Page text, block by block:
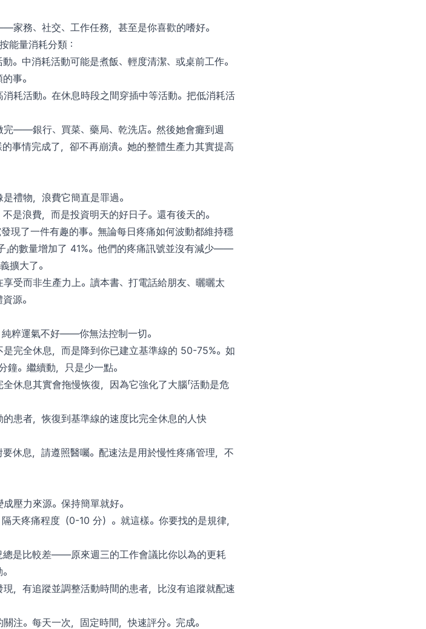
務、社交、工作任務，甚至是你喜歡的嗜好。
能量消耗分類：
。中消耗活動可能是煮飯、輕度清潔、或桌前工作。
事。
耗活動。在休息時段之間穿插中等活動。把低消耗活
——銀行、買菜、藥局、乾洗店。然後她會癱到週
事情完成了，卻不再崩潰。她的整體生產力其實提高
禮物，浪費它簡直是罪過。
是浪費，而是投資明天的好日子。還有後天的。
現了一件有趣的事。無論每日疼痛如何波動都維持穩
」的數量增加了 41%。他們的疼痛訊號並沒有減少——
擴大了。
受而非生產力上。讀本書、打電話給朋友、曬曬太
源。
粹運氣不好——你無法控制一切。
完全休息，而是降到你已建立基準線的 50-75%。如
。繼續動，只是少一點。
休息其實會拖慢恢復，因為它強化了大腦「活動是危
患者，恢復到基準線的速度比完全休息的人快
休息，請遵照醫囑。配速法是用於慢性疼痛管理，不
壓力來源。保持簡單就好。
天疼痛程度（0-10 分）。就這樣。你要找的是規律，
總是比較差——原來週三的工作會議比你以為的更耗
，有追蹤並調整活動時間的患者，比沒有追蹤就配速
注。每天一次，固定時間，快速評分。完成。